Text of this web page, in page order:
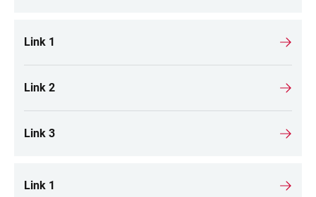
Link 1
Link 2
Link 3
Link 1